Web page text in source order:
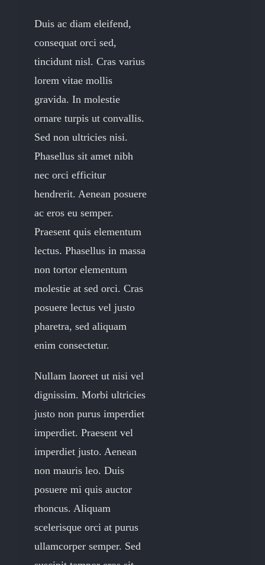
Duis ac diam eleifend,
consequat orci sed,
tincidunt nisl. Cras varius
lorem vitae mollis
gravida. In molestie
ornare turpis ut convallis.
Sed non ultricies nisi.
Phasellus sit amet nibh
nec orci efficitur
hendrerit. Aenean posuere
ac eros eu semper.
Praesent quis elementum
lectus. Phasellus in massa
non tortor elementum
molestie at sed orci. Cras
posuere lectus vel justo
pharetra, sed aliquam
enim consectetur.
Nullam laoreet ut nisi vel
dignissim. Morbi ultricies
justo non purus imperdiet
imperdiet. Praesent vel
imperdiet justo. Aenean
non mauris leo. Duis
posuere mi quis auctor
rhoncus. Aliquam
scelerisque orci at purus
ullamcorper semper. Sed